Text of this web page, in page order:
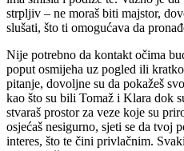
strpljiv – ne moraš biti majstor,
slušati, što ti omogućava da
Nije potrebno da kontakt očima
poput osmijeha uz pogled ili
pitanje, dovoljne su da pokažeš
kao što su bili Tomaž i Klara dok
stvaraš prostor za veze koje su
osjećaš nesigurno, sjeti se da tvoj
interes, što te čini privlačnim.